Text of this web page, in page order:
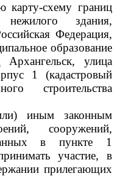
карту-схему границ
нежилого здания,
Федерация,
образование
улица
1 (кадастровый
строительства
иным законным
сооружений,
в пункте 1
участие, в
прилегающих